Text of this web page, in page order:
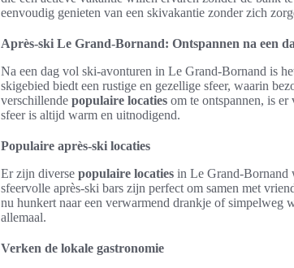
eenvoudig genieten van een skivakantie zonder zich
Après-ski Le Grand-Bornand: Ontspannen na een
Na een dag vol ski-avonturen in Le Grand-Bornand is
skigebied biedt een rustige en gezellige sfeer, waarin
verschillende populaire locaties om te ontspannen, is
sfeer is altijd warm en uitnodigend.
Populaire après-ski locaties
Er zijn diverse populaire locaties in Le Grand-Bornand
sfeervolle après-ski bars zijn perfect om samen met
nu hunkert naar een verwarmend drankje of simpelweg
allemaal.
Verken de lokale gastronomie